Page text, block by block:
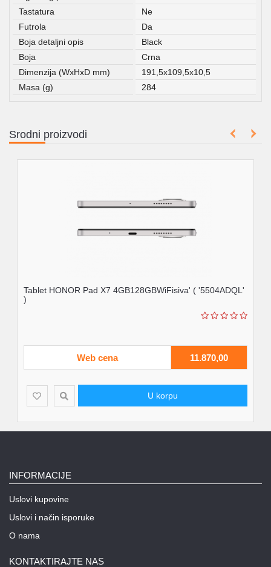
Tastatura
Ne
Futrola
Da
Boja detaljni opis
Black
Boja
Crna
Dimenzija (WxHxD mm)
191,5x109,5x10,5
Masa (g)
284
Srodni proizvodi
Tablet HONOR Pad X7 4GB128GBWiFisiva' ( '5504ADQL'
)
Web cena 11.870,00
U korpu
INFORMACIJE
Uslovi kupovine
Uslovi i način isporuke
O nama
KONTAKTIRAJTE NAS